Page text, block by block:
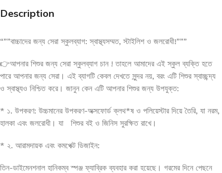
Description
“””বাচ্চাদের জন্য সেরা স্কুলব্যাগ: স্বাস্থ্যসম্মত, স্টাইলিশ ও জলরোধী!”””
👉আপনার শিশুর জন্য সেরা স্কুলব্যাগ চান ! তাহলে আমাদের এই স্কুল ব্যক্তি হতে
পারে আপনার জন্য সেরা। এই ব্যাগটি কেবল দেখতে সুন্দর নয়, বরং এটি শিশুর স্বাচ্ছন্দ্য
ও স্বাস্থ্যও নিশ্চিত করে। জানুন কেন এটি আপনার শিশুর জন্য উপযুক্ত:
* ১. উপকরণ: উচ্চমানের উপকরণ-অক্সফোর্ড ক্লথ*ষ ও পলিয়েস্টার দিয়ে তৈরি, যা নরম,
হালকা এবং জলরোধী। যা শিশুর বই ও জিনিস সুরক্ষিত রাখে।
* ২. আরামদায়ক এবং কমপেক্ট ডিজাইন:
তিন-ডাইমেনশনাল হানিকম্ব স্পঞ্জ ফ্যাব্রিক ব্যবহার করা হয়েছে। গরমের দিনে পেছনে